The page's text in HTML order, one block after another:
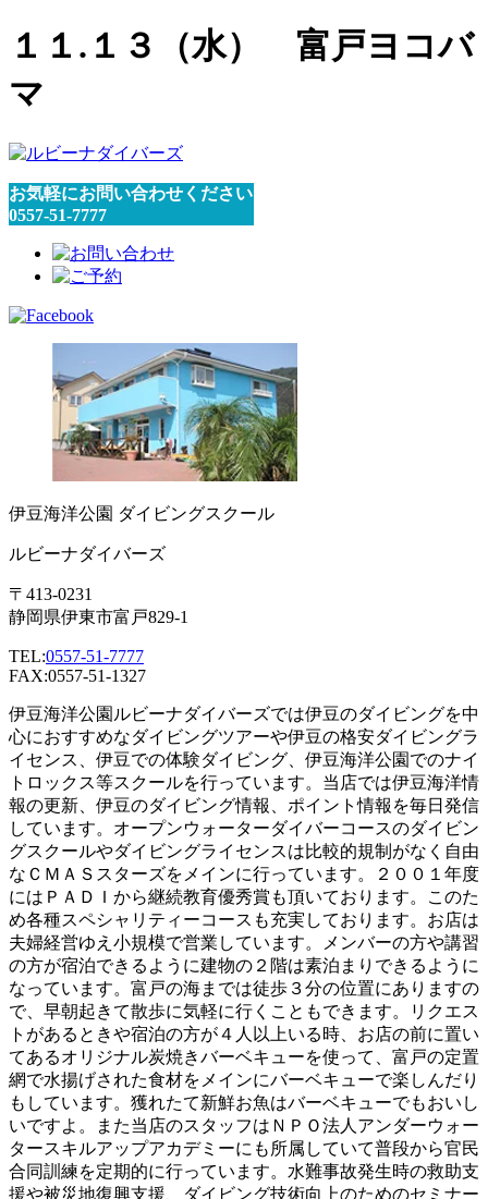
１１.１３（水） 富戸ヨコバ
マ
お気軽にお問い合わせください
0557-51-7777
伊豆海洋公園 ダイビングスクール
ルビーナダイバーズ
〒413-0231
静岡県伊東市富戸829-1
TEL:0557-51-7777
FAX:0557-51-1327
伊豆海洋公園ルビーナダイバーズでは伊豆のダイビングを中
心におすすめなダイビングツアーや伊豆の格安ダイビングラ
イセンス、伊豆での体験ダイビング、伊豆海洋公園でのナイ
トロックス等スクールを行っています。当店では伊豆海洋情
報の更新、伊豆のダイビング情報、ポイント情報を毎日発信
しています。オープンウォーターダイバーコースのダイビン
グスクールやダイビングライセンスは比較的規制がなく自由
なＣＭＡＳスターズをメインに行っています。２００１年度
にはＰＡＤＩから継続教育優秀賞も頂いております。このた
め各種スペシャリティーコースも充実しております。お店は
夫婦経営ゆえ小規模で営業しています。メンバーの方や講習
の方が宿泊できるように建物の２階は素泊まりできるように
なっています。富戸の海までは徒歩３分の位置にありますの
で、早朝起きて散歩に気軽に行くこともできます。リクエス
トがあるときや宿泊の方が４人以上いる時、お店の前に置い
てあるオリジナル炭焼きバーベキューを使って、富戸の定置
網で水揚げされた食材をメインにバーベキューで楽しんだり
もしています。獲れたて新鮮お魚はバーベキューでもおいし
いですよ。また当店のスタッフはＮＰＯ法人アンダーウォー
タースキルアップアカデミーにも所属していて普段から官民
合同訓練を定期的に行っています。水難事故発生時の救助支
援や被災地復興支援、ダイビング技術向上のためのセミナー